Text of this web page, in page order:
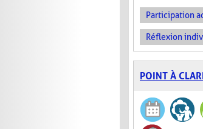
Participation
Réflexion
POINT À